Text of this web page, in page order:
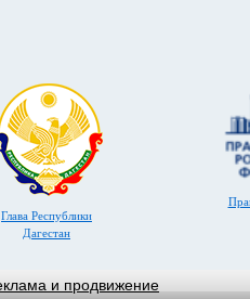
Глава Республики
Дагестан